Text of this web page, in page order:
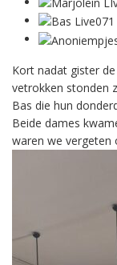
Kort nadat gister
vetrokken stonden
Bas die hun
Beide dames
waren we vergeten